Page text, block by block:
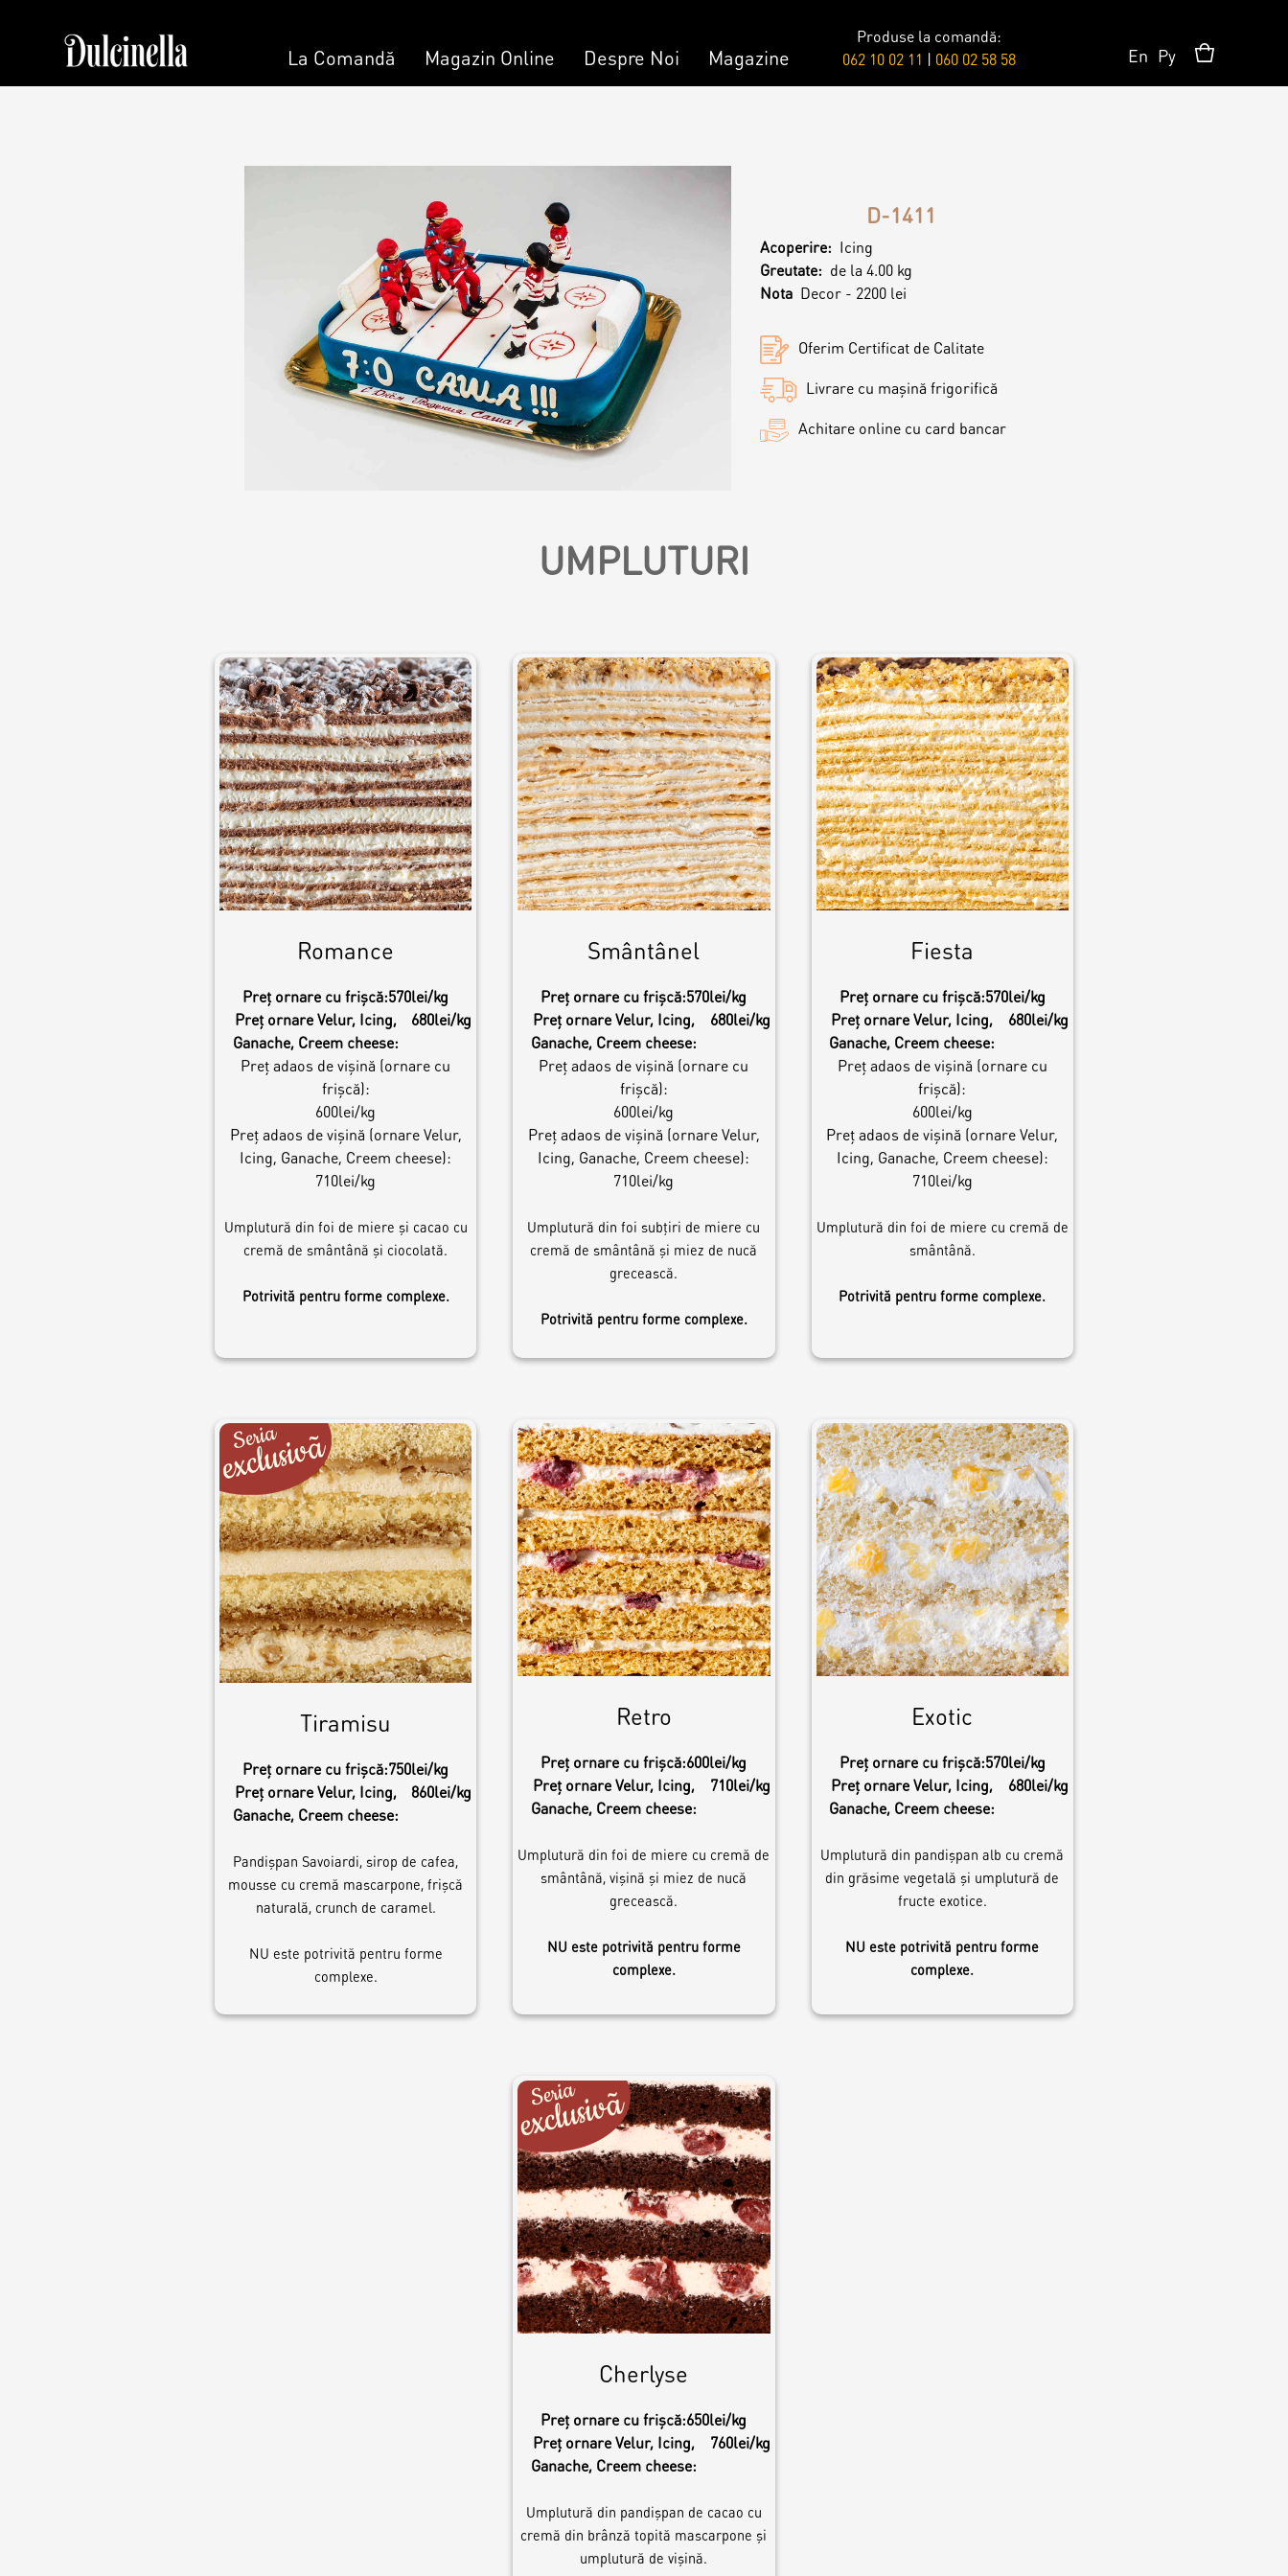
La Comandă
Bento cake
Colaci
Umpluturi
Cupcake personalizat
Biscuiți personalizați
Magazin Online
Prăjituri
Bomboane
Despre Noi Magazine
Produse la comandă:
062 10 02 11 | 060 02 58 58 En Ру
D-1411
Acoperire: Icing
Greutate: de la 4.00 kg
Nota Decor - 2200 lei
Oferim Certificat de Calitate
Livrare cu mașină frigorifică
Achitare online cu card bancar
UMPLUTURI
Romance
Preț ornare cu frișcă:570lei/kg
Preț ornare Velur, Icing,
Ganache, Creem cheese:
680lei/kg
Preț adaos de vișină (ornare cu
frișcă):
600lei/kg
Preț adaos de vișină (ornare Velur,
Icing, Ganache, Creem cheese):
710lei/kg
Umplutură din foi de miere și cacao cu
cremă de smântână și ciocolată.
Potrivită pentru forme complexe.
Smântânel
Preț ornare cu frișcă:570lei/kg
Preț ornare Velur, Icing,
Ganache, Creem cheese:
680lei/kg
Preț adaos de vișină (ornare cu
frișcă):
600lei/kg
Preț adaos de vișină (ornare Velur,
Icing, Ganache, Creem cheese):
710lei/kg
Umplutură din foi subțiri de miere cu
cremă de smântână și miez de nucă
grecească.
Potrivită pentru forme complexe.
Fiesta
Preț ornare cu frișcă:570lei/kg
Preț ornare Velur, Icing,
Ganache, Creem cheese:
680lei/kg
Preț adaos de vișină (ornare cu
frișcă):
600lei/kg
Preț adaos de vișină (ornare Velur,
Icing, Ganache, Creem cheese):
710lei/kg
Umplutură din foi de miere cu cremă de
smântână.
Potrivită pentru forme complexe.
Tiramisu
Preț ornare cu frișcă:750lei/kg
Preț ornare Velur, Icing,
Ganache, Creem cheese:
860lei/kg
Pandișpan Savoiardi, sirop de cafea,
mousse cu cremă mascarpone, frișcă
naturală, crunch de caramel.
NU este potrivită pentru forme
complexe.
Retro
Preț ornare cu frișcă:600lei/kg
Preț ornare Velur, Icing,
Ganache, Creem cheese:
710lei/kg
Umplutură din foi de miere cu cremă de
smântână, vișină și miez de nucă
grecească.
NU este potrivită pentru forme
complexe.
Exotic
Preț ornare cu frișcă:570lei/kg
Preț ornare Velur, Icing,
Ganache, Creem cheese:
680lei/kg
Umplutură din pandișpan alb cu cremă
din grăsime vegetală și umplutură de
fructe exotice.
NU este potrivită pentru forme
complexe.
Cherlyse
Preț ornare cu frișcă:650lei/kg
Preț ornare Velur, Icing,
Ganache, Creem cheese:
760lei/kg
Umplutură din pandișpan de cacao cu
cremă din brânză topită mascarpone și
umplutură de vișină.